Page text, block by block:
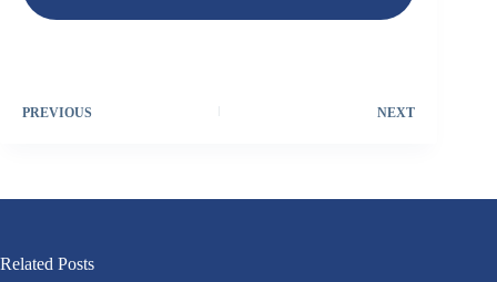
PREVIOUS NEXT
Related Posts